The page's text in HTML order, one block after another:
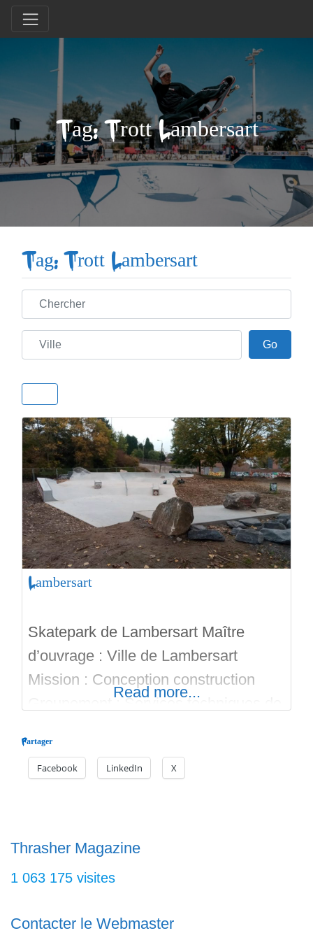
Tag: Trott Lambersart
Tag: Trott Lambersart
Chercher
Ville GoGo
Lambersart
Skatepark de Lambersart Maître
d’ouvrage : Ville de Lambersart
Mission : Conception construction
Groupement : Services techniques de
Skatepark polyvalent Surface : 319m²
Budget : 155 000€ Livré en 2019.
Read more...
Partager
Facebook LinkedIn X
Thrasher Magazine
1 063 175 visites
Contacter le Webmaster